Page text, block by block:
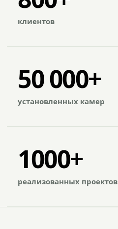
клиентов
50 000+
установленных камер
1000+
реализованных проектов